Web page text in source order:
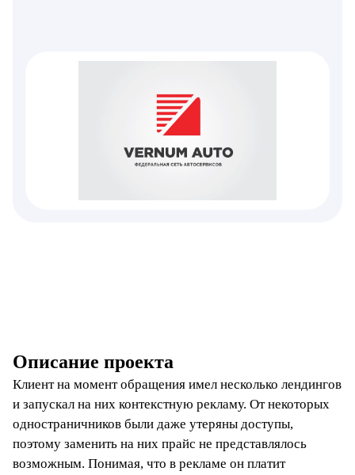
Описание проекта
Клиент на момент обращения имел несколько лендингов
и запускал на них контекстную рекламу. От некоторых
одностраничников были даже утеряны доступы,
поэтому заменить на них прайс не представлялось
возможным. Понимая, что в рекламе он платит